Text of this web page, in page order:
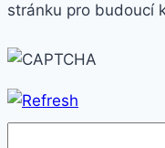
stránku pro budoucí